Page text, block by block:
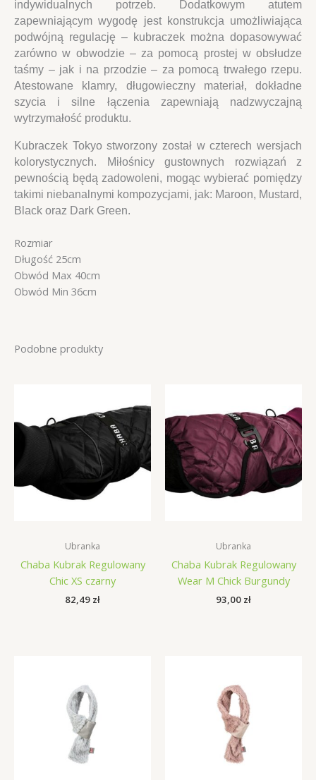
indywidualnych potrzeb. Dodatkowym atutem
zapewniającym wygodę jest konstrukcja umożliwiająca
podwójną regulację ­– kubraczek można dopasowywać
zarówno w obwodzie – za pomocą prostej w obsłudze
taśmy – jak i na przodzie – za pomocą trwałego rzepu.
Atestowane klamry, długowieczny materiał, dokładne
szycia i silne łączenia zapewniają nadzwyczajną
wytrzymałość produktu.
Kubraczek Tokyo stworzony został w czterech wersjach
kolorystycznych. Miłośnicy gustownych rozwiązań z
pewnością będą zadowoleni, mogąc wybierać pomiędzy
takimi niebanalnymi kompozycjami, jak: Maroon, Mustard,
Black oraz Dark Green.
Rozmiar
Długość 25cm
Obwód Max 40cm
Obwód Min 36cm
Podobne produkty
Ubranka
Chaba Kubrak Regulowany
Chic XS czarny
82,49 zł
Ubranka
Chaba Kubrak Regulowany
Wear M Chick Burgundy
93,00 zł